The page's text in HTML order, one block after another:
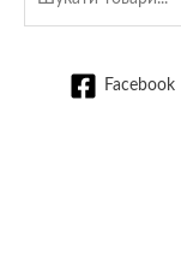
Facebook